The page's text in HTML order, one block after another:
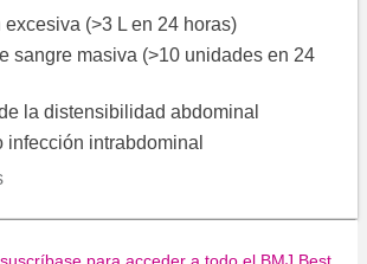
(>3 L en 24 horas)
sangre masiva (>10 unidades en 24
la distensibilidad abdominal
infección intrabdominal